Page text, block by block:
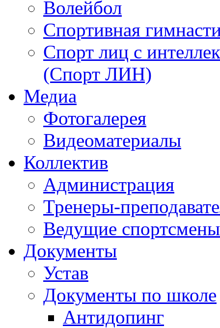
Волейбол
Спортивная
Спорт лиц с
(Спорт ЛИН)
Медиа
Фотогалерея
Видеоматериалы
Коллектив
Администрация
Тренеры-
Ведущие спортсмены
Документы
Устав
Документы по школе
Антидопинг